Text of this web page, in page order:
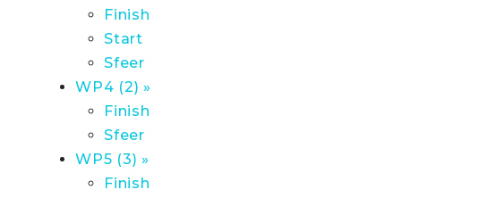
Finish
Start
Sfeer
WP4 (2) »
Finish
Sfeer
WP5 (3) »
Finish